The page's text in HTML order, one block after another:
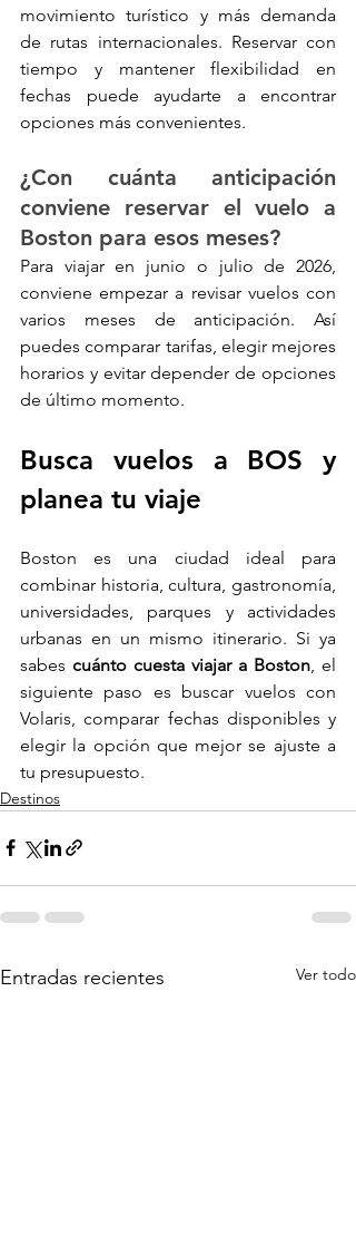
movimiento turístico y más demanda
de rutas internacionales. Reservar con
tiempo y mantener flexibilidad en
fechas puede ayudarte a encontrar
opciones más convenientes.
¿Con cuánta anticipación
conviene reservar el vuelo a
Boston para esos meses?
Para viajar en junio o julio de 2026,
conviene empezar a revisar vuelos con
varios meses de anticipación. Así
puedes comparar tarifas, elegir mejores
horarios y evitar depender de opciones
de último momento.
Busca vuelos a BOS y
planea tu viaje
Boston es una ciudad ideal para
combinar historia, cultura, gastronomía,
universidades, parques y actividades
urbanas en un mismo itinerario. Si ya
sabes cuánto cuesta viajar a Boston, el
siguiente paso es buscar vuelos con
Volaris, comparar fechas disponibles y
elegir la opción que mejor se ajuste a
tu presupuesto.
Destinos
Entradas recientes Ver todo